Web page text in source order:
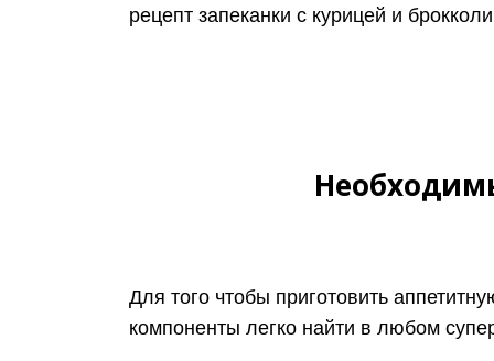
рецепт запеканки с курицей и
Для того чтобы приготовить
компоненты легко найти в любом